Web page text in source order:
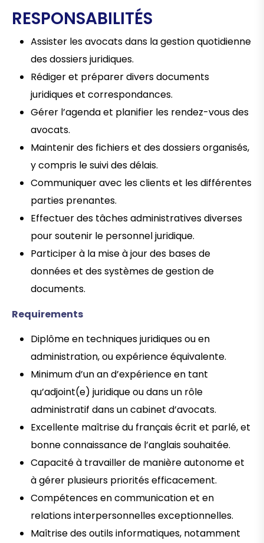
RESPONSABILITÉS
Assister les avocats dans la gestion quotidienne
des dossiers juridiques.
Rédiger et préparer divers documents
juridiques et correspondances.
Gérer l’agenda et planifier les rendez-vous des
avocats.
Maintenir des fichiers et des dossiers organisés,
y compris le suivi des délais.
Communiquer avec les clients et les différentes
parties prenantes.
Effectuer des tâches administratives diverses
pour soutenir le personnel juridique.
Participer à la mise à jour des bases de
données et des systèmes de gestion de
documents.
Requirements
Diplôme en techniques juridiques ou en
administration, ou expérience équivalente.
Minimum d’un an d’expérience en tant
qu’adjoint(e) juridique ou dans un rôle
administratif dans un cabinet d’avocats.
Excellente maîtrise du français écrit et parlé, et
bonne connaissance de l’anglais souhaitée.
Capacité à travailler de manière autonome et
à gérer plusieurs priorités efficacement.
Compétences en communication et en
relations interpersonnelles exceptionnelles.
Maîtrise des outils informatiques, notamment